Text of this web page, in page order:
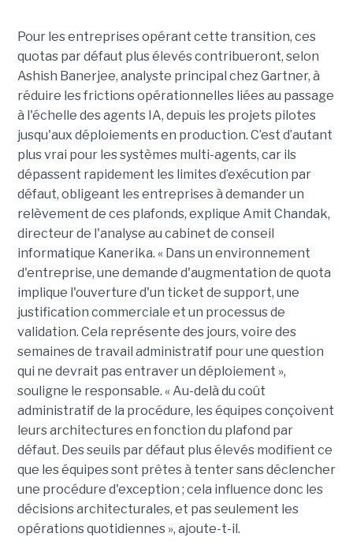
Pour les entreprises opérant cette transition, ces
quotas par défaut plus élevés contribueront, selon
Ashish Banerjee, analyste principal chez Gartner, à
réduire les frictions opérationnelles liées au passage
à l'échelle des agents IA, depuis les projets pilotes
jusqu'aux déploiements en production. C’est d’autant
plus vrai pour les systèmes multi-agents, car ils
dépassent rapidement les limites d’exécution par
défaut, obligeant les entreprises à demander un
relèvement de ces plafonds, explique Amit Chandak,
directeur de l'analyse au cabinet de conseil
informatique Kanerika. « Dans un environnement
d'entreprise, une demande d'augmentation de quota
implique l'ouverture d'un ticket de support, une
justification commerciale et un processus de
validation. Cela représente des jours, voire des
semaines de travail administratif pour une question
qui ne devrait pas entraver un déploiement »,
souligne le responsable. « Au-delà du coût
administratif de la procédure, les équipes conçoivent
leurs architectures en fonction du plafond par
défaut. Des seuils par défaut plus élevés modifient ce
que les équipes sont prêtes à tenter sans déclencher
une procédure d'exception ; cela influence donc les
décisions architecturales, et pas seulement les
opérations quotidiennes », ajoute-t-il.